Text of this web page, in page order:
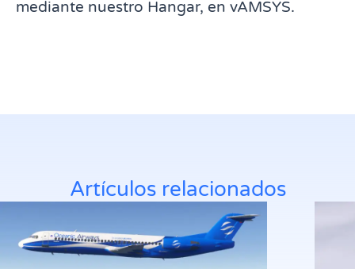
mediante nuestro Hangar, en vAMSYS.
Artículos relacionados